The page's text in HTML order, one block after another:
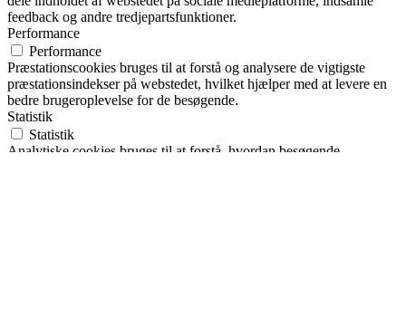
feedback og andre tredjepartsfunktioner.
Performance
Performance
Præstationscookies bruges til at forstå og analysere de vigtigste
præstationsindekser på webstedet, hvilket hjælper med at levere en
bedre brugeroplevelse for de besøgende.
Statistik
Statistik
Analytiske cookies bruges til at forstå, hvordan besøgende